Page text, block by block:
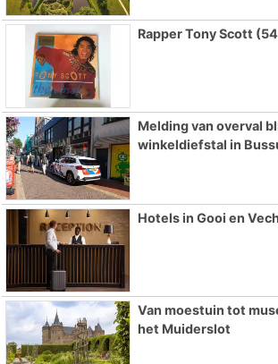
Rapper Tony Scott
Melding van overval
winkeldiefstal in
Hotels in Gooi en
Van moestuin tot
het Muiderslot